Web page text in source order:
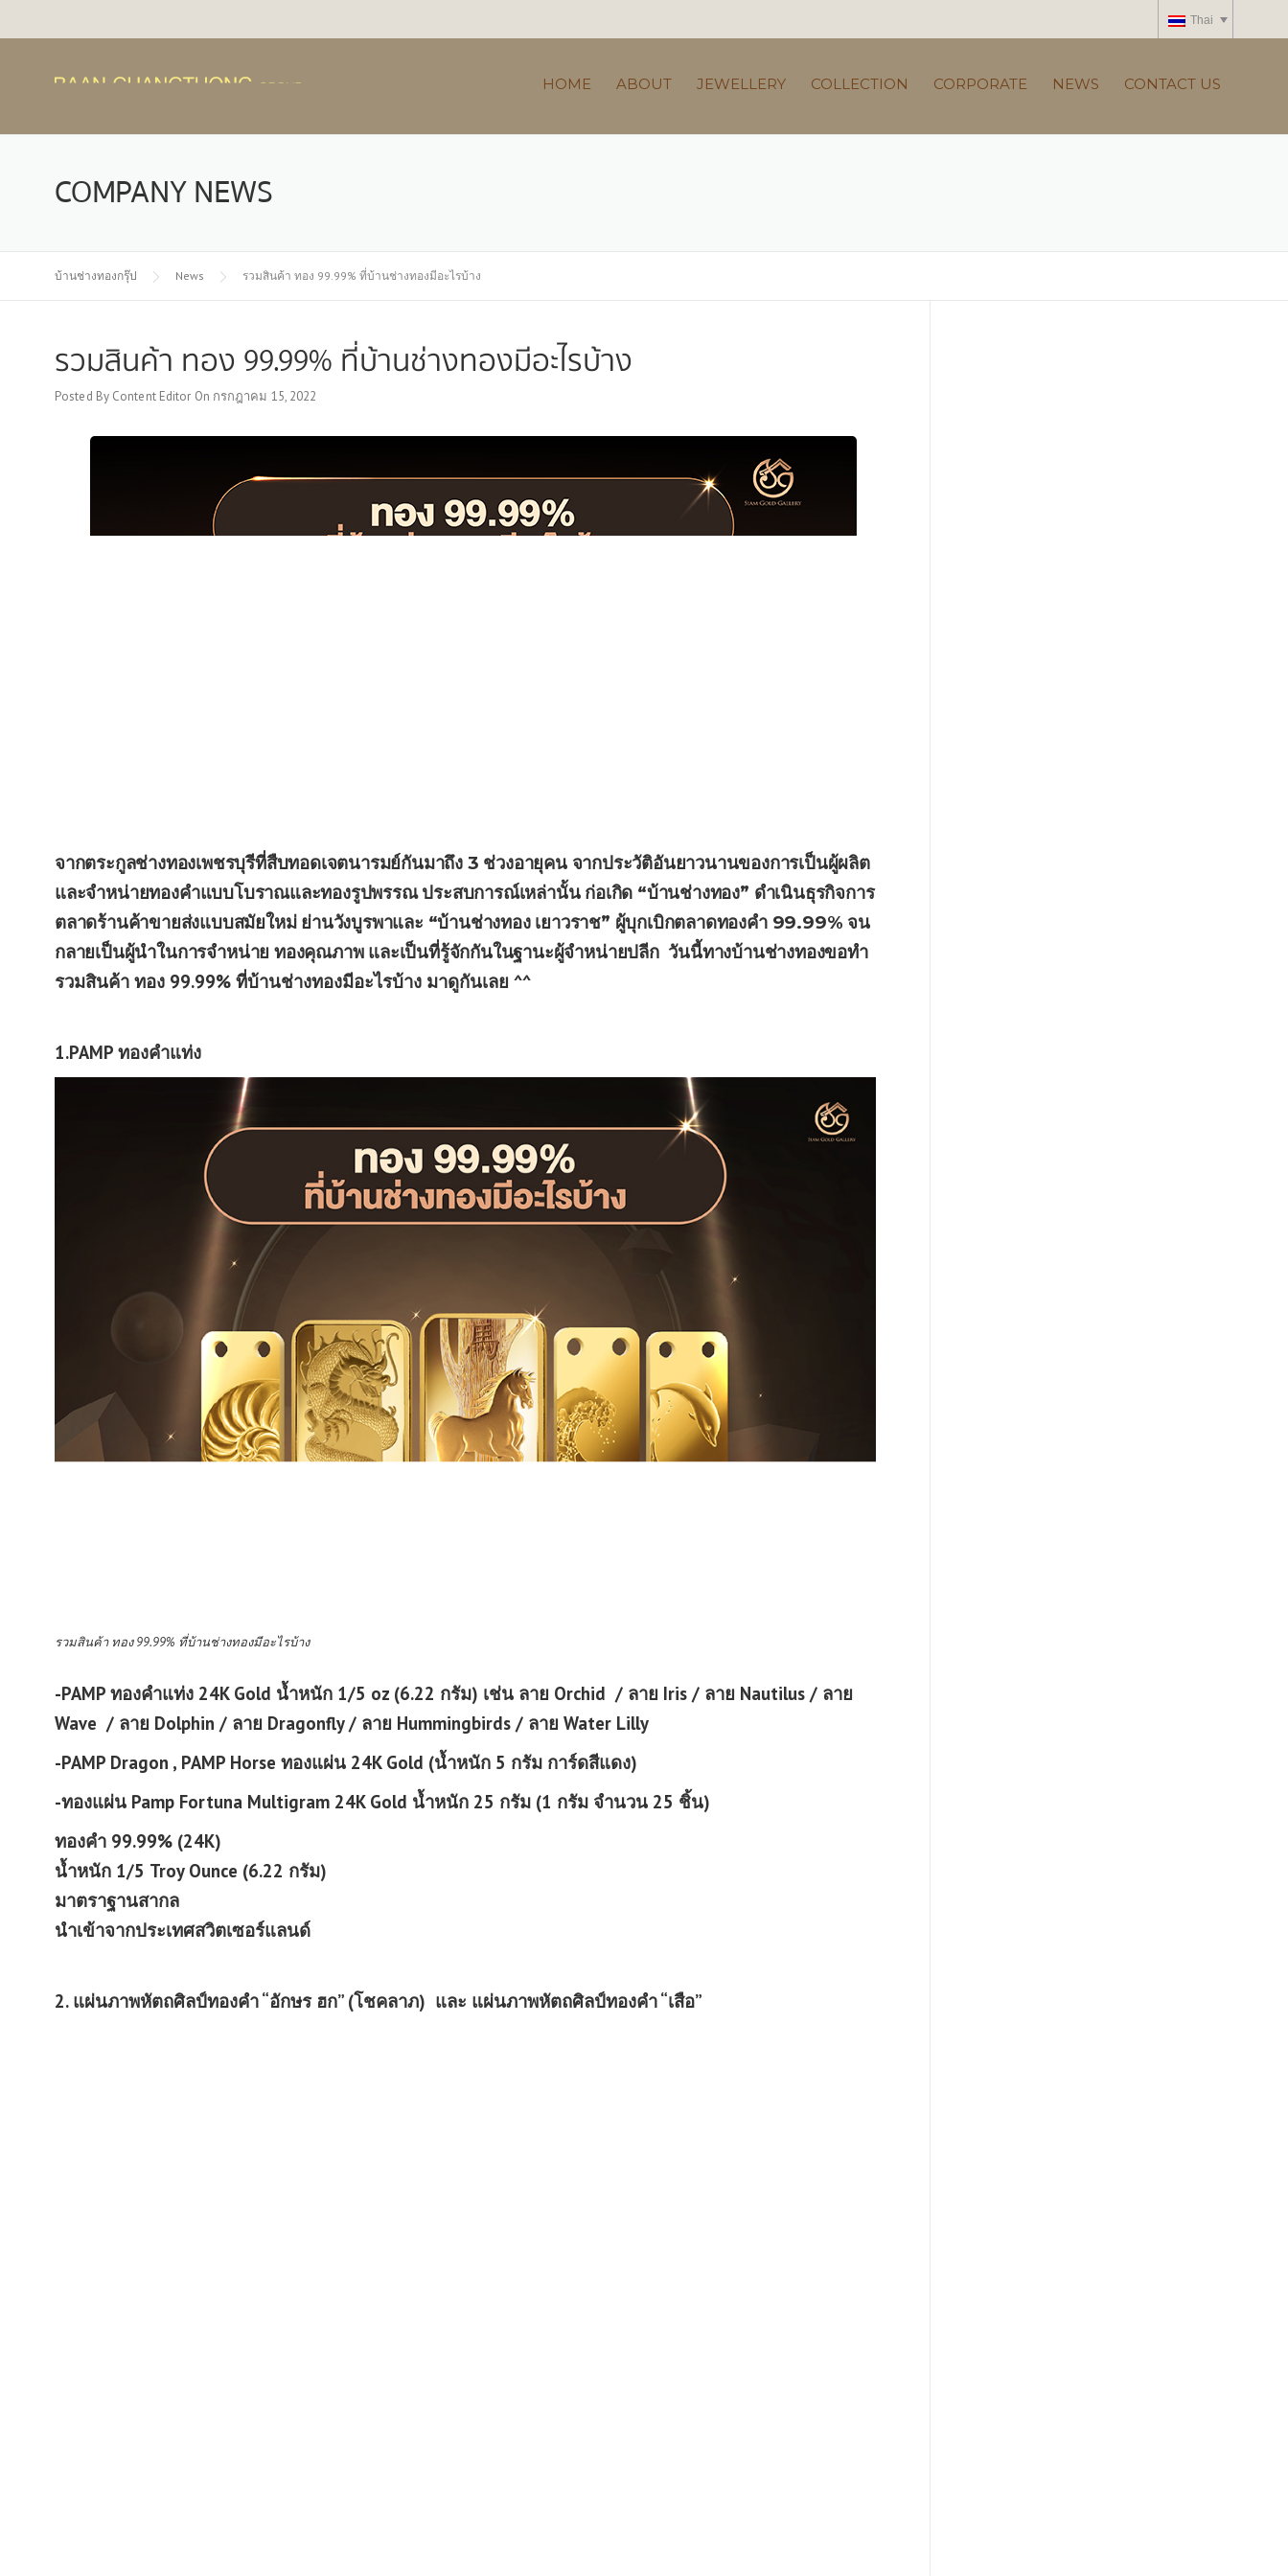
Thai
HOME ABOUT JEWELLERY COLLECTION CORPORATE NEWS CONTACT US
COMPANY NEWS
บ้านช่างทองกรุ๊ป News รวมสินค้า ทอง 99.99% ที่บ้านช่างทองมีอะไรบ้าง
รวมสินค้า ทอง 99.99% ที่บ้านช่างทองมีอะไรบ้าง
Posted By Content Editor On กรกฎาคม 15, 2022
จากตระกูลช่างทองเพชรบุรีที่สืบทอดเจตนารมย์กันมาถึง 3 ช่วงอายุคน จากประวัติอันยาวนานของการเป็นผู้ผลิต
และจำหน่ายทองคำแบบโบราณและทองรูปพรรณ ประสบการณ์เหล่านั้น ก่อเกิด “บ้านช่างทอง” ดำเนินธุรกิจการ
ตลาดร้านค้าขายส่งแบบสมัยใหม่ ย่านวังบูรพาและ “บ้านช่างทอง เยาวราช” ผู้บุกเบิกตลาดทองคำ 99.99% จน
กลายเป็นผู้นำในการจำหน่าย ทองคุณภาพ และเป็นที่รู้จักกันในฐานะผู้จำหน่ายปลีก วันนี้ทางบ้านช่างทองขอทำ
รวมสินค้า ทอง 99.99% ที่บ้านช่างทองมีอะไรบ้าง มาดูกันเลย ^^
1.PAMP ทองคำแท่ง
รวมสินค้า ทอง 99.99% ที่บ้านช่างทองมีอะไรบ้าง
-PAMP ทองคำแท่ง 24K Gold น้ำหนัก 1/5 oz (6.22 กรัม) เช่น ลาย Orchid / ลาย Iris / ลาย Nautilus / ลาย
Wave / ลาย Dolphin / ลาย Dragonfly / ลาย Hummingbirds / ลาย Water Lilly
-PAMP Dragon , PAMP Horse ทองแผ่น 24K Gold (น้ำหนัก 5 กรัม การ์ดสีแดง)
-ทองแผ่น Pamp Fortuna Multigram 24K Gold น้ำหนัก 25 กรัม (1 กรัม จำนวน 25 ชิ้น)
ทองคำ 99.99% (24K)
น้ำหนัก 1/5 Troy Ounce (6.22 กรัม)
มาตราฐานสากล
นำเข้าจากประเทศสวิตเซอร์แลนด์
2. แผ่นภาพหัตถศิลป์ทองคำ “อักษร ฮก” (โชคลาภ) และ แผ่นภาพหัตถศิลป์ทองคำ “เสือ”